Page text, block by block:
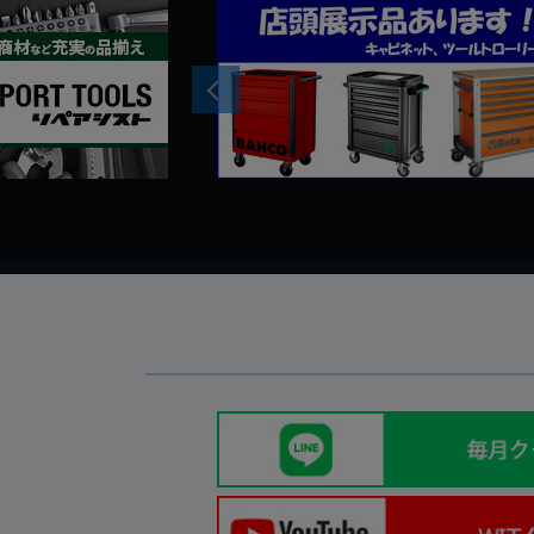
Previous